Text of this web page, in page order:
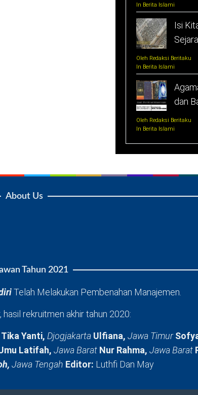
In Berita Islami
Isi
Oleh Redaksi Beritaku
In Berita Islami
dan
Oleh Redaksi Beritaku
In Berita Islami
About Us
Tahun 2021
Telah Melakukan Pembenahan Manajemen.
rekruitmen akhir tahun 2020:
Tika Yanti, Djogjakarta Ulfiana, Jawa Timur
Latifah, Jawa Barat Nur Rahma, Jawa Barat
Jawa Tengah Editor: Luthfi Dan May